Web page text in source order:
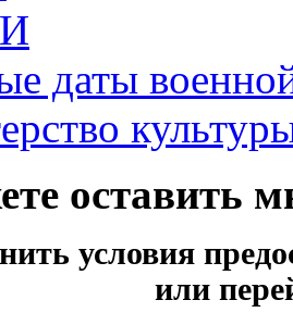
даты
оставить
условия
или